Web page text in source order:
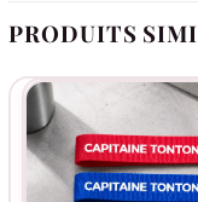
PRODUITS